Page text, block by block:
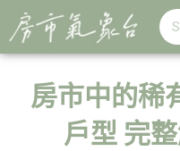
搜
尋
房市中的稀
戶型 完